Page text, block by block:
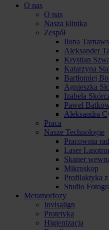
O nas
O nas
Nasza klinika
Zespół
Ilona
Aleksander
Krystian
Katarzyna
Bartłomiej
Agnieszka
Izabela
Paweł
Aleksandra
Praca
Nasze Technologie
Pracownia
Laser
Skaner
Mikroskop
Profilaktyka
Studio
Metamorfozy
Invisalign
Protetyka
Higienizacja